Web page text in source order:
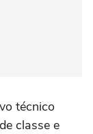
técnico
classe e